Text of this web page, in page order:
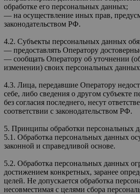
обработке его персональных данных;
— на осуществление иных прав,
законодательством РФ.
4.2. Субъекты персональных данных
— предоставлять Оператору
— сообщать Оператору об уточнении
изменении) своих персональных
4.3. Лица, передавшие Оператору
себе, либо сведения о другом субъекте
без согласия последнего, несут
соответствии с законодательством РФ.
5. Принципы обработки персональных
5.1. Обработка персональных данных
законной и справедливой основе.
5.2. Обработка персональных данных
достижением конкретных, заранее
целей. Не допускается обработка
несовместимая с целями сбора